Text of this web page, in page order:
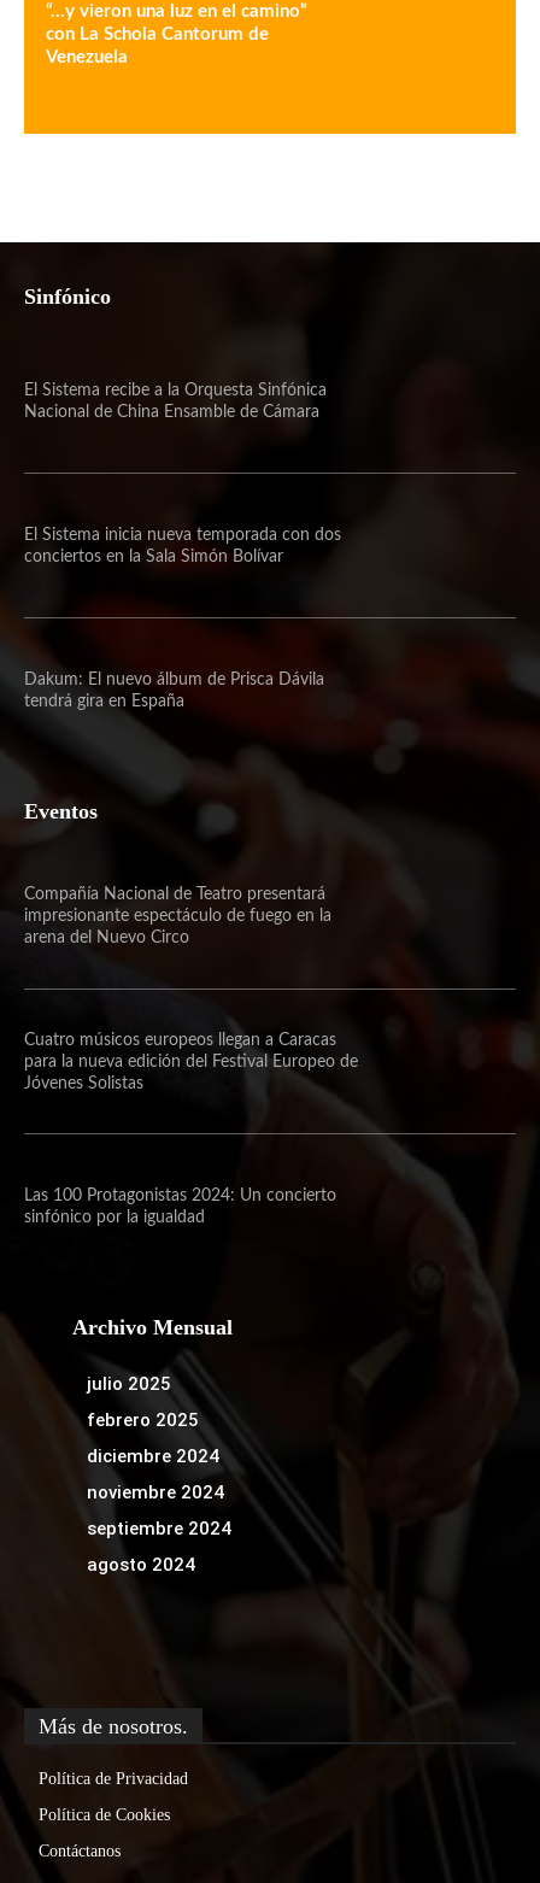
“…y vieron una luz en el camino”
con La Schola Cantorum de
Venezuela
Sinfónico
El Sistema recibe a la Orquesta Sinfónica
Nacional de China Ensamble de Cámara
El Sistema inicia nueva temporada con dos
conciertos en la Sala Simón Bolívar
Dakum: El nuevo álbum de Prisca Dávila
tendrá gira en España
Eventos
Compañía Nacional de Teatro presentará
impresionante espectáculo de fuego en la
arena del Nuevo Circo
Cuatro músicos europeos llegan a Caracas
para la nueva edición del Festival Europeo de
Jóvenes Solistas
Las 100 Protagonistas 2024: Un concierto
sinfónico por la igualdad
Archivo Mensual
julio 2025
febrero 2025
diciembre 2024
noviembre 2024
septiembre 2024
agosto 2024
Más de nosotros.
Política de Privacidad
Política de Cookies
Contáctanos